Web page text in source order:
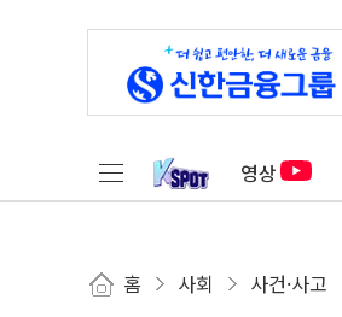
영상
홈 사회 사건·사고